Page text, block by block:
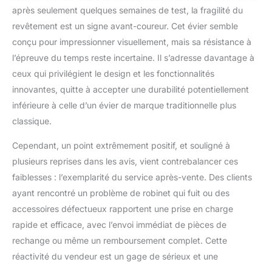
après seulement quelques semaines de test, la fragilité du
revêtement est un signe avant-coureur. Cet évier semble
conçu pour impressionner visuellement, mais sa résistance à
l’épreuve du temps reste incertaine. Il s’adresse davantage à
ceux qui privilégient le design et les fonctionnalités
innovantes, quitte à accepter une durabilité potentiellement
inférieure à celle d’un évier de marque traditionnelle plus
classique.
Cependant, un point extrêmement positif, et souligné à
plusieurs reprises dans les avis, vient contrebalancer ces
faiblesses : l’exemplarité du service après-vente. Des clients
ayant rencontré un problème de robinet qui fuit ou des
accessoires défectueux rapportent une prise en charge
rapide et efficace, avec l’envoi immédiat de pièces de
rechange ou même un remboursement complet. Cette
réactivité du vendeur est un gage de sérieux et une